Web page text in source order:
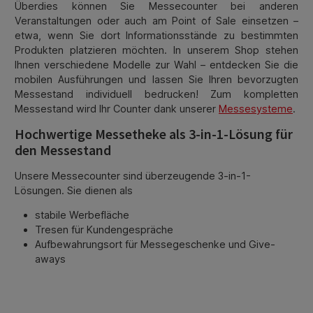
Überdies können Sie Messecounter bei anderen
Veranstaltungen oder auch am Point of Sale einsetzen –
etwa, wenn Sie dort Informationsstände zu bestimmten
Produkten platzieren möchten. In unserem Shop stehen
Ihnen verschiedene Modelle zur Wahl – entdecken Sie die
mobilen Ausführungen und lassen Sie Ihren bevorzugten
Messestand individuell bedrucken! Zum kompletten
Messestand wird Ihr Counter dank unserer Messesysteme.
Hochwertige Messetheke als 3-in-1-Lösung für
den Messestand
Unsere Messecounter sind überzeugende 3-in-1-
Lösungen. Sie dienen als
stabile Werbefläche
Tresen für Kundengespräche
Aufbewahrungsort für Messegeschenke und Give-
aways